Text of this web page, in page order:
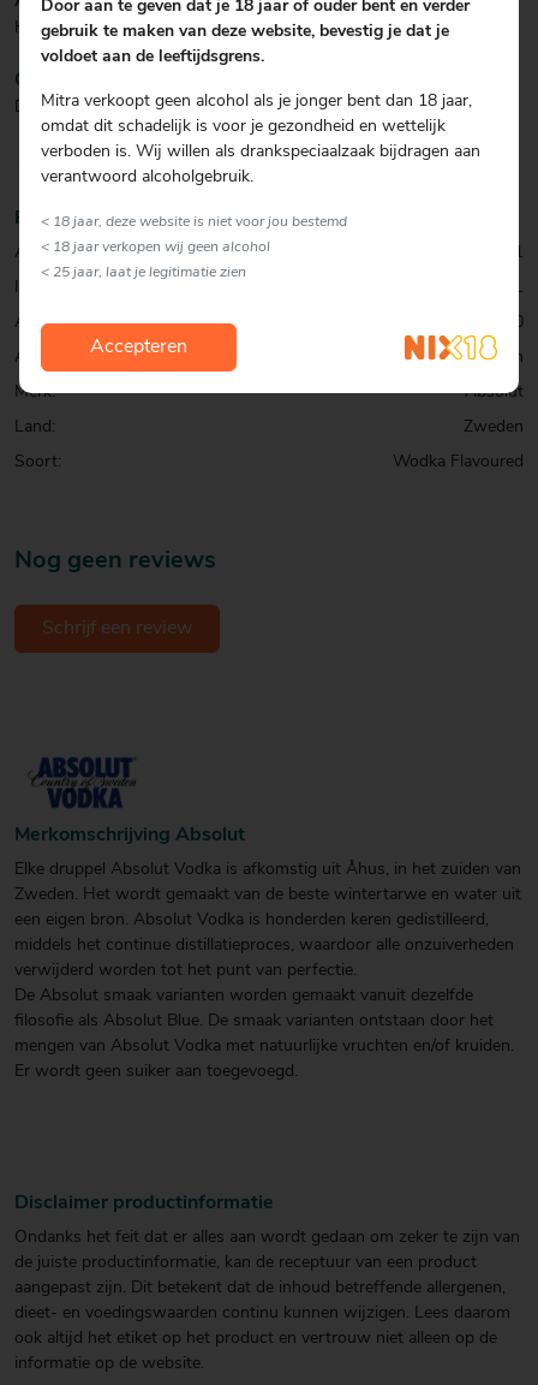
Heerlijke zoete afdronk.
COCKTAIL
Drink het puur of in de mix.
Nog geen reviews
Schrijf een review
Productinformatie
Artikelcode:
0001058241
70 CL
Alcohol percentage:
38,0
Allergenen:
Geen
Merk:
Absolut
Land:
Zweden
Soort:
Wodka Flavoured
Merkomschrijving Absolut
Elke druppel Absolut Vodka is afkomstig uit Åhus, in het zuiden van
Zweden. Het wordt gemaakt van de beste wintertarwe en water uit
een eigen bron. Absolut Vodka is honderden keren gedistilleerd,
middels het continue distillatieproces, waardoor alle onzuiverheden
verwijderd worden tot het punt van perfectie.
De Absolut smaak varianten worden gemaakt vanuit dezelfde
filosofie als Absolut Blue. De smaak varianten ontstaan door het
mengen van Absolut Vodka met natuurlijke vruchten en/of kruiden.
Er wordt geen suiker aan toegevoegd.
Disclaimer productinformatie
Ondanks het feit dat er alles aan wordt gedaan om zeker te zijn van
de juiste productinformatie, kan de receptuur van een product
aangepast zijn. Dit betekent dat de inhoud betreffende allergenen,
dieet- en voedingswaarden continu kunnen wijzigen. Lees daarom
ook altijd het etiket op het product en vertrouw niet alleen op de
informatie op de website.
Door aan te geven dat je 18 jaar of ouder bent en verder
gebruik te maken van deze website, bevestig je dat je
voldoet aan de leeftijdsgrens.
Mitra verkoopt geen alcohol als je jonger bent dan 18 jaar,
omdat dit schadelijk is voor je gezondheid en wettelijk
verboden is. Wij willen als drankspeciaalzaak bijdragen aan
verantwoord alcoholgebruik.
< 18 jaar, deze website is niet voor jou bestemd
< 18 jaar verkopen wij geen alcohol
< 25 jaar, laat je legitimatie zien
Accepteren